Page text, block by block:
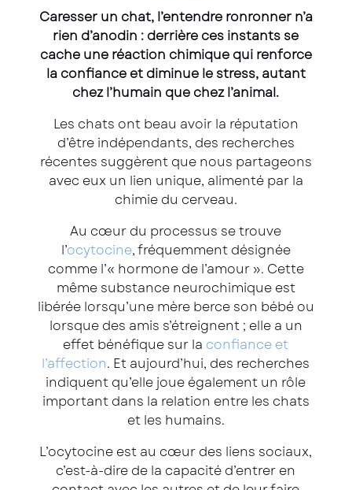
Caresser un chat, l’entendre ronronner n’a
rien d’anodin : derrière ces instants se
cache une réaction chimique qui renforce
la confiance et diminue le stress, autant
chez l’humain que chez l’animal.
Les chats ont beau avoir la réputation
d’être indépendants, des recherches
récentes suggèrent que nous partageons
avec eux un lien unique, alimenté par la
chimie du cerveau.
Au cœur du processus se trouve
l’ocytocine, fréquemment désignée
comme l’« hormone de l’amour ». Cette
même substance neurochimique est
libérée lorsqu’une mère berce son bébé ou
lorsque des amis s’étreignent ; elle a un
effet bénéfique sur la confiance et
l’affection. Et aujourd’hui, des recherches
indiquent qu’elle joue également un rôle
important dans la relation entre les chats
et les humains.
L’ocytocine est au cœur des liens sociaux,
c’est-à-dire de la capacité d’entrer en